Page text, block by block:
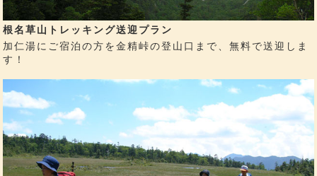
根名草山トレッキング送迎プラン
加仁湯にご宿泊の方を金精峠の登山口まで、無料で送迎しま
す！